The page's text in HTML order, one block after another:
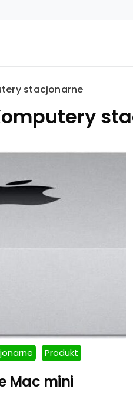
stacjonarne
Produkt
Mac mini